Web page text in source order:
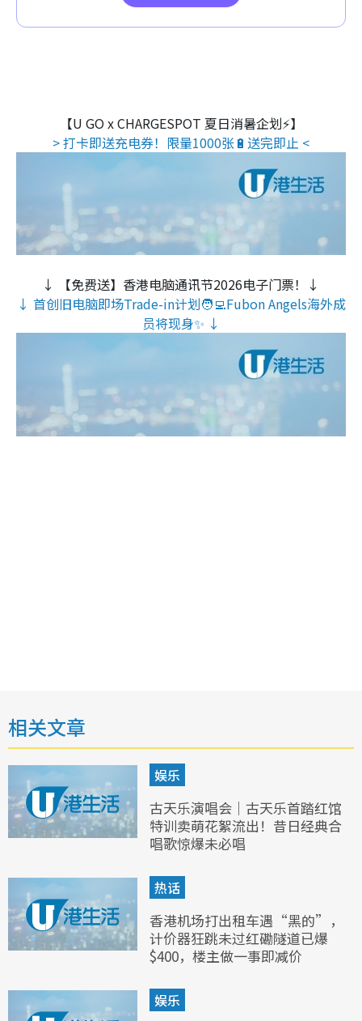
【U GO x CHARGESPOT 夏日消暑企划⚡】
> 打卡即送充电券！限量1000张🔋送完即止 <
↓ 【免费送】香港电脑通讯节2026电子门票！↓
↓ 首创旧电脑即场Trade-in计划🧑‍💻Fubon Angels海外成
员将现身✨ ↓
相关文章
娱乐
古天乐演唱会｜古天乐首踏红馆
特训卖萌花絮流出！昔日经典合
唱歌惊爆未必唱
热话
香港机场打出租车遇“黑的”，
计价器狂跳未过红磡隧道已爆
$400，楼主做一事即减价
娱乐